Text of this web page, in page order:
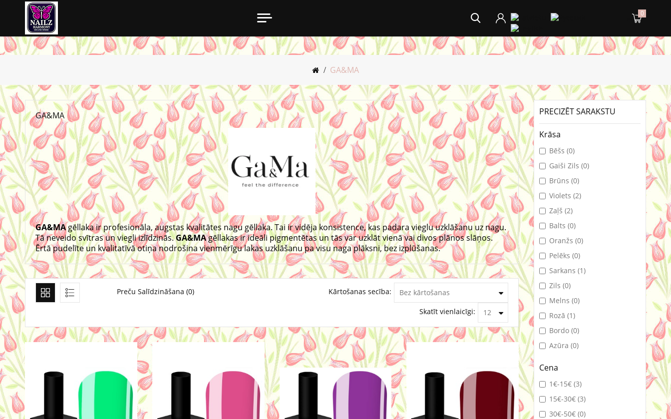
0
GA&MA
GA&MA
GA&MAgēllaka ir profesionāla, augstas kvalitātes nagu gēllaka. Tai ir vidēja konsistence, kas padara vieglu uzklāšanu uz nagu.
Tā neveido svītras un viegli izlīdzinās.GA&MAgēllakas ir ideāli pigmentētas un tās var uzklāt vienā vai divos plānos slāņos.
Ērtā pudelīte un kvalitatīvā otiņa nodrošina vienmērīgu lakas uzklāšanu pa visu naga plāksni, bez izplūšanas.
Preču Salīdzināšana (0) Kārtošanas secība:
Skatīt vienlaicīgi:
PRECIZĒT SARAKSTU
Krāsa
Bēšs (0)
Gaiši Zils (0)
Brūns (0)
Violets (2)
Zaļš (2)
Balts (0)
Oranžs (0)
Pelēks (0)
Sarkans (1)
Zils (0)
Melns (0)
Rozā (1)
Bordo (0)
Azūra (0)
Cena
1€-15€ (3)
15€-30€ (3)
30€-50€ (0)